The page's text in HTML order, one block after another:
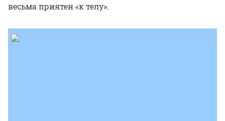
весьма приятен «к телу».